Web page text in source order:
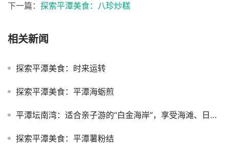
下一篇： 探索平潭美食：八珍炒糕
相关新闻
探索平潭美食：时来运转
探索平潭美食：平潭海蛎煎
平潭坛南湾：适合亲子游的“白金海岸”，享受海滩、日出与水上活动
探索平潭美食：平潭薯粉结